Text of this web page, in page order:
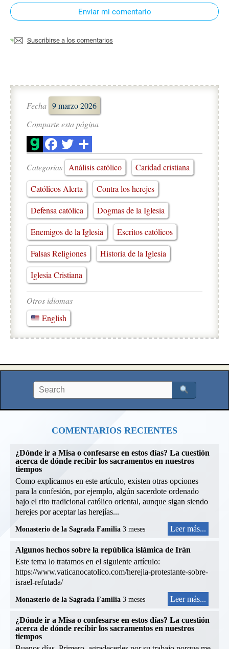
Enviar mi comentario
Suscribirse a los comentarios
Fecha 9 marzo 2026
Comparte esta página
Categorias Análisis católico
Caridad cristiana
Católicos Alerta
Contra los herejes
Defensa católica
Dogmas de la Iglesia
Enemigos de la Iglesia
Escritos católicos
Falsas Religiones
Historia de la Iglesia
Iglesia Cristiana
Otros idiomas
English
COMENTARIOS RECIENTES
¿Dónde ir a Misa o confesarse en estos días? La cuestión
acerca de dónde recibir los sacramentos en nuestros
tiempos
Como explicamos en este artículo, existen otras opciones
para la confesión, por ejemplo, algún sacerdote ordenado
bajo el rito tradicional católico oriental, aunque sigan siendo
herejes por aceptar las herejías...
Monasterio de la Sagrada Familia 3 meses Leer más...
Algunos hechos sobre la república islámica de Irán
Este tema lo tratamos en el siguiente artículo:
https://www.vaticanocatolico.com/herejia-protestante-sobre-
israel-refutada/
Monasterio de la Sagrada Familia 3 meses Leer más...
¿Dónde ir a Misa o confesarse en estos días? La cuestión
acerca de dónde recibir los sacramentos en nuestros
tiempos